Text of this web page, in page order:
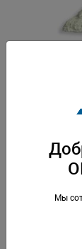
Скачать каталог
Мы